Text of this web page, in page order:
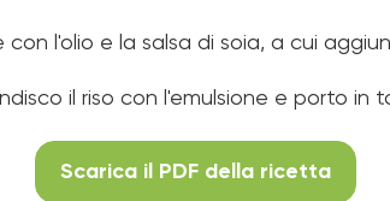
con l'olio e la salsa di soia, a cui
il riso con l'emulsione e porto in
Scarica il PDF della ricetta